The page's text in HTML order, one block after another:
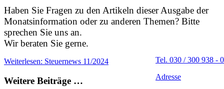
Haben Sie Fragen zu den Artikeln dieser Ausgabe der
Monatsinformation oder zu anderen Themen? Bitte
sprechen Sie uns an.
Wir beraten Sie gerne.
Weiterlesen: Steuernews 11/2024
Weitere Beiträge …
Tel. 030 / 300 938 - 0
Adresse